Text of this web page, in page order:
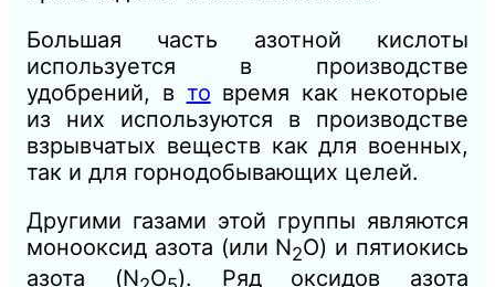
Большая часть азотной кислоты
используется в производстве
удобрений, в то время как некоторые
из них используются в производстве
взрывчатых веществ как для военных,
так и для горнодобывающих целей.
Другими газами этой группы являются
монооксид азота (или N2O) и пятиокись
азота (N O ). Ряд оксидов азота